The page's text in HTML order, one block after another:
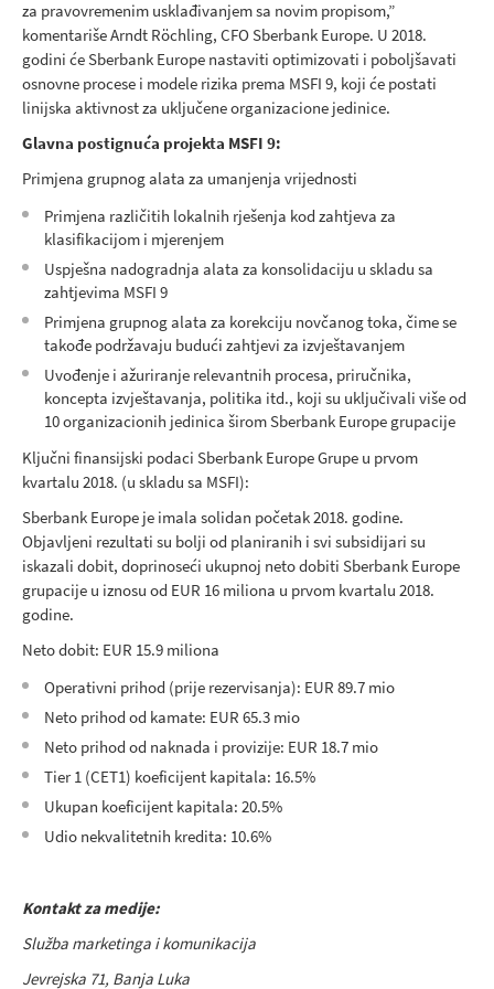
za pravovremenim usklađivanjem sa novim propisom,”
komentariše Arndt Röchling, CFO Sberbank Europe. U 2018.
godini će Sberbank Europe nastaviti optimizovati i poboljšavati
osnovne procese i modele rizika prema MSFI 9, koji će postati
linijska aktivnost za uključene organizacione jedinice.
Glavna postignuća projekta MSFI 9:
Primjena grupnog alata za umanjenja vrijednosti
Primjena različitih lokalnih rješenja kod zahtjeva za
klasifikacijom i mjerenjem
Uspješna nadogradnja alata za konsolidaciju u skladu sa
zahtjevima MSFI 9
Primjena grupnog alata za korekciju novčanog toka, čime se
takođe podržavaju budući zahtjevi za izvještavanjem
Uvođenje i ažuriranje relevantnih procesa, priručnika,
koncepta izvještavanja, politika itd., koji su uključivali više od
10 organizacionih jedinica širom Sberbank Europe grupacije
Ključni finansijski podaci Sberbank Europe Grupe u prvom
kvartalu 2018. (u skladu sa MSFI):
Sberbank Europe je imala solidan početak 2018. godine.
Objavljeni rezultati su bolji od planiranih i svi subsidijari su
iskazali dobit, doprinoseći ukupnoj neto dobiti Sberbank Europe
grupacije u iznosu od EUR 16 miliona u prvom kvartalu 2018.
godine.
Neto dobit: EUR 15.9 miliona
Operativni prihod (prije rezervisanja): EUR 89.7 mio
Neto prihod od kamate: EUR 65.3 mio
Neto prihod od naknada i provizije: EUR 18.7 mio
Tier 1 (CET1) koeficijent kapitala: 16.5%
Ukupan koeficijent kapitala: 20.5%
Udio nekvalitetnih kredita: 10.6%
Kontakt za medije:
Služba marketinga i komunikacija
Jevrejska 71, Banja Luka